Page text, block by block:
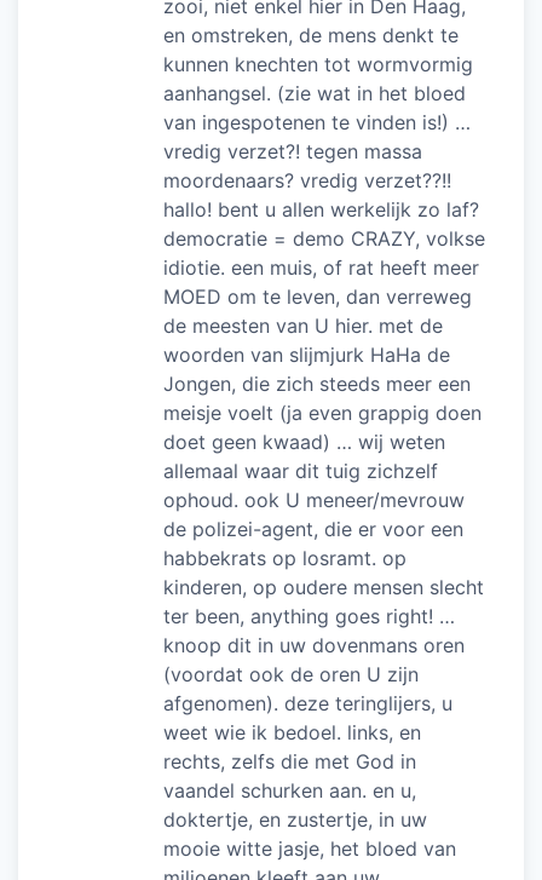
zooi, niet enkel hier in Den Haag,
en omstreken, de mens denkt te
kunnen knechten tot wormvormig
aanhangsel. (zie wat in het bloed
van ingespotenen te vinden is!) …
vredig verzet?! tegen massa
moordenaars? vredig verzet??!!
hallo! bent u allen werkelijk zo laf?
democratie = demo CRAZY, volkse
idiotie. een muis, of rat heeft meer
MOED om te leven, dan verreweg
de meesten van U hier. met de
woorden van slijmjurk HaHa de
Jongen, die zich steeds meer een
meisje voelt (ja even grappig doen
doet geen kwaad) … wij weten
allemaal waar dit tuig zichzelf
ophoud. ook U meneer/mevrouw
de polizei-agent, die er voor een
habbekrats op losramt. op
kinderen, op oudere mensen slecht
ter been, anything goes right! …
knoop dit in uw dovenmans oren
(voordat ook de oren U zijn
afgenomen). deze teringlijers, u
weet wie ik bedoel. links, en
rechts, zelfs die met God in
vaandel schurken aan. en u,
doktertje, en zustertje, in uw
mooie witte jasje, het bloed van